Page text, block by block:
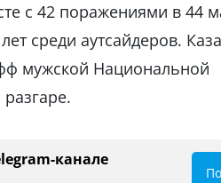
с 42 поражениями в 44
среди аутсайдеров.
мужской Национальной
канале